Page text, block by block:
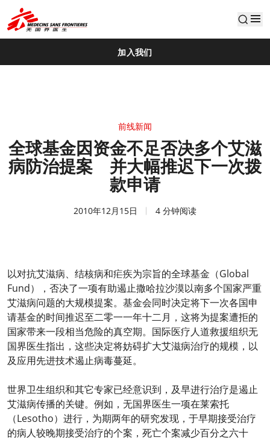
default
加入我们
前线新闻
全球基金因资金不足否决多个艾滋
病防治提案 并大幅推迟下一次拨
款申请
2010年12月15日 4 分钟阅读
以对抗艾滋病、结核病和疟疾为宗旨的全球基金（Global
Fund），否决了一项有助遏止撒哈拉沙漠以南多个国家严重
艾滋病问题的大规模提案。基金会同时决定将下一次各国申
请基金的时间推迟至二零一一年十二月，这将为提案遭拒的
国家带来一段相当危险的真空期。国际医疗人道救援组织无
国界医生指出，这些决定将妨碍扩大艾滋病治疗的规模，以
及应用先进技术遏止病毒蔓延。
世界卫生组织和其它专家已经意识到，及早进行治疗是遏止
艾滋病传播的关键。例如，无国界医生一项在莱索托
（Lesotho）进行，为期两年的研究发现，于早期接受治疗
的病人较晚期接受治疗的个案，死亡个案减少百分之六十